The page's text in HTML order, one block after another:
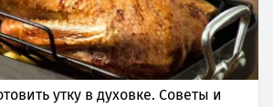
утку в духовке. Советы и